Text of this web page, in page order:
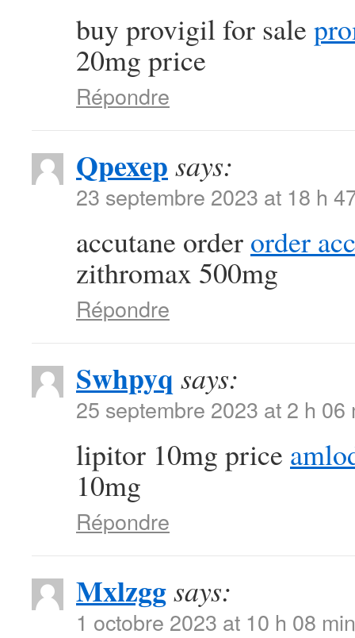
buy provigil for sale
20mg price
Répondre
Qpexep says:
23 septembre 2023 at 18 h
accutane order order
zithromax 500mg
Répondre
Swhpyq says:
25 septembre 2023 at 2 h 06
lipitor 10mg price
10mg
Répondre
Mxlzggsays:
1 octobre 2023 at 10 h 08 min